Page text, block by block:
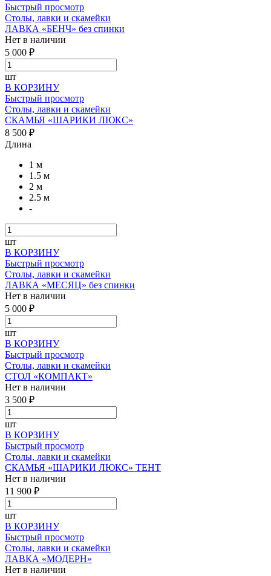
Быстрый просмотр
Столы, лавки и скамейки
ЛАВКА «БЕНЧ» без спинки
Нет в наличии
5 000 ₽
шт
В КОРЗИНУ
Быстрый просмотр
Столы, лавки и скамейки
СКАМЬЯ «ШАРИКИ ЛЮКС»
8 500 ₽
Длина
1 м
1.5 м
2 м
2.5 м
-
шт
В КОРЗИНУ
Быстрый просмотр
Столы, лавки и скамейки
ЛАВКА «МЕСЯЦ» без спинки
Нет в наличии
5 000 ₽
шт
В КОРЗИНУ
Быстрый просмотр
Столы, лавки и скамейки
СТОЛ «КОМПАКТ»
Нет в наличии
3 500 ₽
шт
В КОРЗИНУ
Быстрый просмотр
Столы, лавки и скамейки
СКАМЬЯ «ШАРИКИ ЛЮКС» ТЕНТ
Нет в наличии
11 900 ₽
шт
В КОРЗИНУ
Быстрый просмотр
Столы, лавки и скамейки
ЛАВКА «МОДЕРН»
Нет в наличии